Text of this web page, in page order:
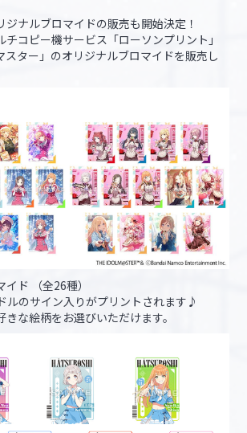
ジナルブロマイドの販売も開始決定！
コピー機サービス「ローソンプリント」
スター」のオリジナルブロマイドを販売し
ド （全26種）
ルのサイン入りがプリントされます♪
な絵柄をお選びいただけます。